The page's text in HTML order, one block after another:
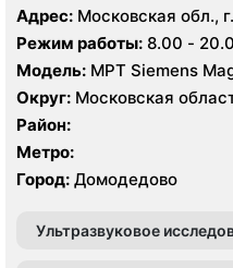
Адрес: Московская обл.,
1
Режим работы:
8.00 -
Модель: МРТ Siemens
Округ: Московская
Район:
Метро:
Город: Домодедово
Ультразвуковое